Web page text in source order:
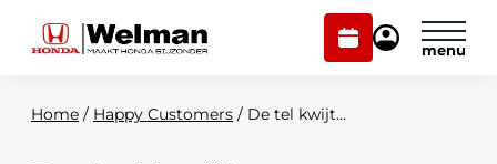
Plan
onderhoud
Mijn
Modellen
Home / Happy Customers / De tel kwijt…